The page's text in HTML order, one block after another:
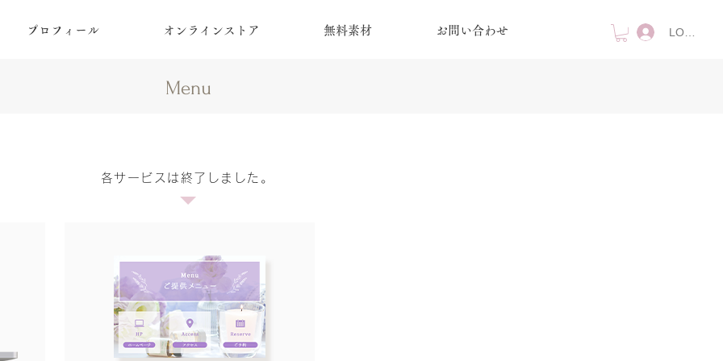
LOG IN
プロフィール オンラインストア 無料素材 お問い合わせ
Menu
各サービスは終了しました。